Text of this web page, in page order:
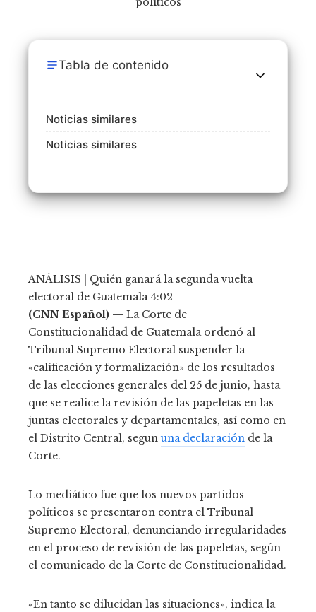
Tabla de contenido
Noticias similares
Noticias similares
ANÁLISIS | Quién ganará la segunda vuelta
electoral de Guatemala 4:02
(CNN Español) — La Corte de
Constitucionalidad de Guatemala ordenó al
Tribunal Supremo Electoral suspender la
«calificación y formalización» de los resultados
de las elecciones generales del 25 de junio, hasta
que se realice la revisión de las papeletas en las
juntas electorales y departamentales, así como en
el Distrito Central, segun una declaración de la
Corte.
Lo mediático fue que los nuevos partidos
políticos se presentaron contra el Tribunal
Supremo Electoral, denunciando irregularidades
en el proceso de revisión de las papeletas, según
el comunicado de la Corte de Constitucionalidad.
«En tanto se dilucidan las situaciones», indica la